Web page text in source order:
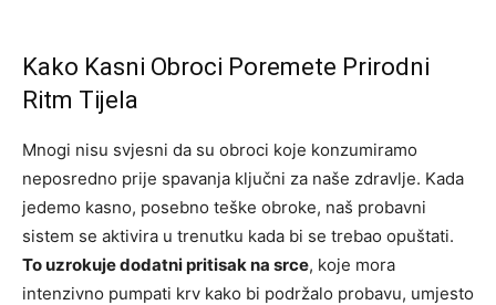
Kako Kasni Obroci Poremete Prirodni
Ritm Tijela
Mnogi nisu svjesni da su obroci koje konzumiramo
neposredno prije spavanja ključni za naše zdravlje. Kada
jedemo kasno, posebno teške obroke, naš probavni
sistem se aktivira u trenutku kada bi se trebao opuštati.
To uzrokuje dodatni pritisak na srce, koje mora
intenzivno pumpati krv kako bi podržalo probavu, umjesto